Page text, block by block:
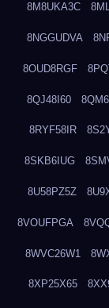
8M8UKA3C
8NGGUDVA
8OUD8RGF
8QJ48I60
8RYF58IR
8SKB6IUG
8U58PZ5Z
8VOUFPGA
8WVC26W1
8XP25X65